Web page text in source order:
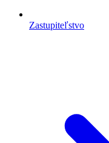
Zastupiteľstvo